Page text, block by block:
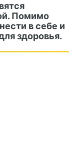
Помимо
в себе и
здоровья.